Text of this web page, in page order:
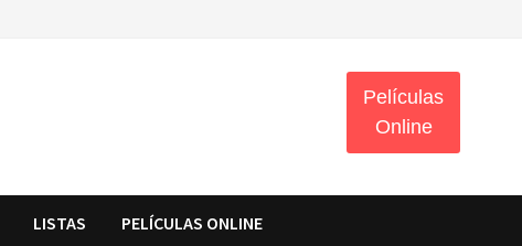
Películas
Online
LISTAS PELÍCULAS ONLINE